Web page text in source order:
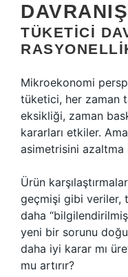
TÜKETICI
Mikroekonomi
tüketici, her zaman
eksikliği, zaman
kararları etkiler.
asimetrisini azaltma
Ürün
geçmişi gibi veriler,
daha
yeni bir sorunu
daha iyi karar mı
mu artırır?